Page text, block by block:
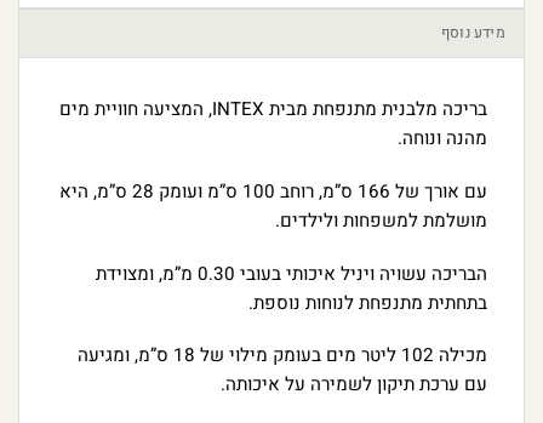
מידע נוסף
בריכה מלבנית מתנפחת מבית INTEX, המציעה חוויית מים
מהנה ונוחה.
עם אורך של 166 ס”מ, רוחב 100 ס”מ ועומק 28 ס”מ, היא
מושלמת למשפחות ולילדים.
הבריכה עשויה ויניל איכותי בעובי 0.30 מ”מ, ומצוידת
בתחתית מתנפחת לנוחות נוספת.
מכילה 102 ליטר מים בעומק מילוי של 18 ס”מ, ומגיעה
עם ערכת תיקון לשמירה על איכותה.